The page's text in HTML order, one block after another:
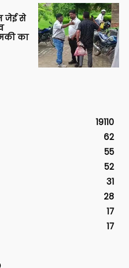
जेई से
का
19110
62
55
52
31
28
17
17